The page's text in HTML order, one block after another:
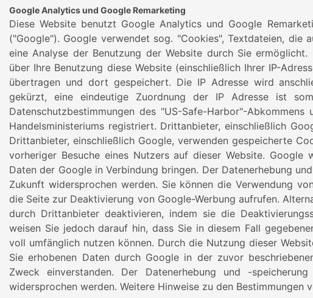
Google Analytics und Google Remarketing
Diese Website benutzt Google Analytics und Google
("Google"). Google verwendet sog. "Cookies", Textdateien, die
eine Analyse der Benutzung der Website durch Sie
über Ihre Benutzung diese Website (einschließlich Ihrer IP-
übertragen und dort gespeichert. Die IP Adresse wird
gekürzt, eine eindeutige Zuordnung der IP Adresse ist
Datenschutzbestimmungen des "US-Safe-Harbor"-
Handelsministeriums registriert. Drittanbieter, einschließlich
Drittanbieter, einschließlich Google, verwenden gespeicherte
vorheriger Besuche eines Nutzers auf dieser Website. Google
Daten der Google in Verbindung bringen. Der Datenerhebung
Zukunft widersprochen werden. Sie können die Verwendung
die Seite zur Deaktivierung von Google-Werbung aufrufen.
durch Drittanbieter deaktivieren, indem sie die
weisen Sie jedoch darauf hin, dass Sie in diesem Fall
voll umfänglich nutzen können. Durch die Nutzung dieser
Sie erhobenen Daten durch Google in der zuvor
Zweck einverstanden. Der Datenerhebung und -
widersprochen werden. Weitere Hinweise zu den Bestimmungen